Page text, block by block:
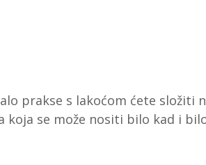
prakse s lakoćom ćete složiti
koja se može nositi bilo kad i